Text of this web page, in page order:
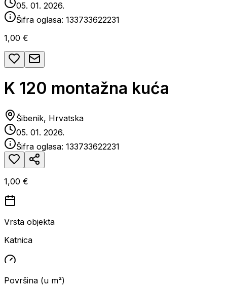
05. 01. 2026.
Šifra oglasa: 133733622231
1,00 €
K 120 montažna kuća
Šibenik, Hrvatska
05. 01. 2026.
Šifra oglasa: 133733622231
1,00 €
Vrsta objekta
Katnica
Površina (u m²)